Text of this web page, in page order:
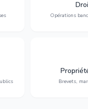
Opérations
Brevets,
Protection de
marques, droits